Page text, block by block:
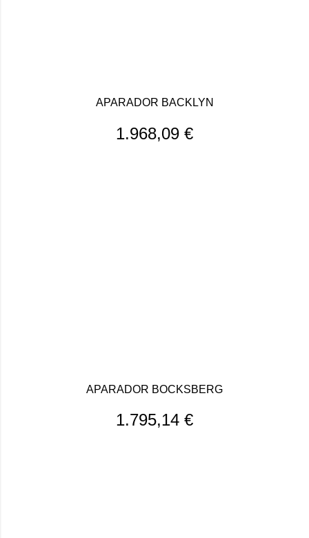
APARADOR BACKLYN
1.968,09 €
APARADOR BOCKSBERG
1.795,14 €